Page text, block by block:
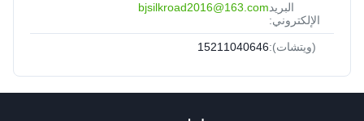
البريد
الإلكتروني:
bjsilkroad2016@163.com
(ويتشات):15211040646